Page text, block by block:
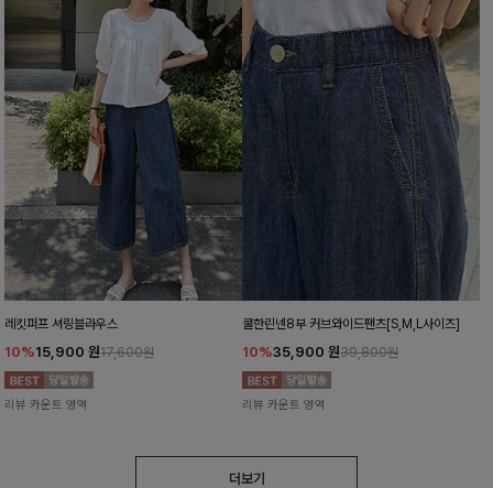
레킷퍼프 셔링블라우스
10%15,900 원17,600원
리뷰 카운트 영역
쿨한린넨8부 커브와이드팬츠[S,M,L사이즈]
10%35,900 원39,800원
리뷰 카운트 영역
더보기